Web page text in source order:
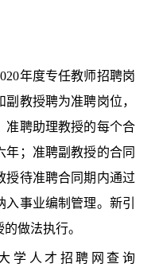
年度专任教师招聘岗
教授聘为准聘岗位，
准聘助理教授的每个合
年；准聘副教授的合同
授待准聘合同期内通过
事业编制管理。新引
做法执行。
学人才招聘网查询